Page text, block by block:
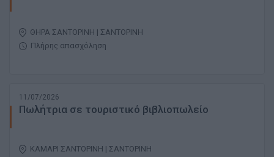
ΘΗΡΑ ΣΑΝΤΟΡΙΝΗ | ΣΑΝΤΟΡΙΝΗ
Πλήρης απασχόληση
11/07/2026
Πωλήτρια σε τουριστικό βιβλιοπωλείο
ΚΑΜΑΡΙ ΣΑΝΤΟΡΙΝΗ | ΣΑΝΤΟΡΙΝΗ